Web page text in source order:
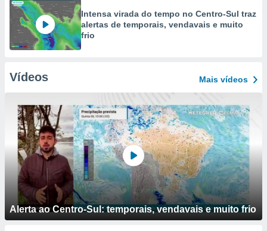
Intensa virada do tempo no Centro-Sul traz
alertas de temporais, vendavais e muito
frio
Vídeos Mais vídeos
Alerta ao Centro-Sul: temporais, vendavais e muito frio